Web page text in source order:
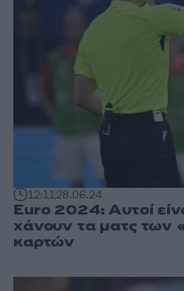
12:1128.06.24
Euro 2024: Αυτοί
χάνουν τα ματς των
καρτών